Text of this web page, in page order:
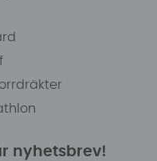
nyhetsbrev!